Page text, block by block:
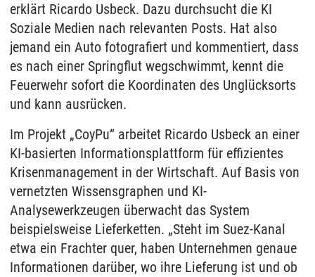
erklärt Ricardo Usbeck. Dazu durchsucht die KI
Soziale Medien nach relevanten Posts. Hat also
jemand ein Auto fotografiert und kommentiert, dass
es nach einer Springflut wegschwimmt, kennt die
Feuerwehr sofort die Koordinaten des Unglücksorts
und kann ausrücken.
Im Projekt „CoyPu“ arbeitet Ricardo Usbeck an einer
KI-basierten Informationsplattform für effizientes
Krisenmanagement in der Wirtschaft. Auf Basis von
vernetzten Wissensgraphen und KI-
Analysewerkzeugen überwacht das System
beispielsweise Lieferketten. „Steht im Suez-Kanal
etwa ein Frachter quer, haben Unternehmen genaue
Informationen darüber, wo ihre Lieferung ist und ob